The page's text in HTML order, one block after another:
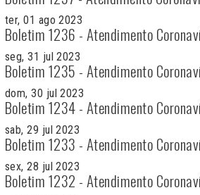
ter, 01 ago 2023
Boletim 1236 - Atendimento
seg, 31 jul 2023
Boletim 1235 - Atendimento
dom, 30 jul 2023
Boletim 1234 - Atendimento
sab, 29 jul 2023
Boletim 1233 - Atendimento
sex, 28 jul 2023
Boletim 1232 - Atendimento